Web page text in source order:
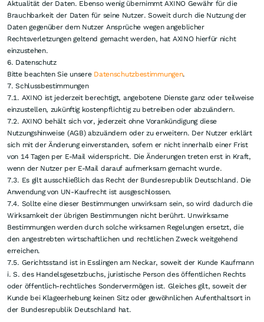
Aktualität der Daten. Ebenso wenig übernimmt AXINO Gewähr für die
Brauchbarkeit der Daten für seine Nutzer. Soweit durch die Nutzung der
Daten gegenüber dem Nutzer Ansprüche wegen angeblicher
Rechtsverletzungen geltend gemacht werden, hat AXINO hierfür nicht
einzustehen.
6. Datenschutz
Bitte beachten Sie unsere Datenschutzbestimmungen.
7. Schlussbestimmungen
7.1. AXINO ist jederzeit berechtigt, angebotene Dienste ganz oder teilweise
einzustellen, zukünftig kostenpflichtig zu betreiben oder abzuändern.
7.2. AXINO behält sich vor, jederzeit ohne Vorankündigung diese
Nutzungshinweise (AGB) abzuändern oder zu erweitern. Der Nutzer erklärt
sich mit der Änderung einverstanden, sofern er nicht innerhalb einer Frist
von 14 Tagen per E-Mail widerspricht. Die Änderungen treten erst in Kraft,
wenn der Nutzer per E-Mail darauf aufmerksam gemacht wurde.
7.3. Es gilt ausschließlich das Recht der Bundesrepublik Deutschland. Die
Anwendung von UN-Kaufrecht ist ausgeschlossen.
7.4. Sollte eine dieser Bestimmungen unwirksam sein, so wird dadurch die
Wirksamkeit der übrigen Bestimmungen nicht berührt. Unwirksame
Bestimmungen werden durch solche wirksamen Regelungen ersetzt, die
den angestrebten wirtschaftlichen und rechtlichen Zweck weitgehend
erreichen.
7.5. Gerichtsstand ist in Esslingen am Neckar, soweit der Kunde Kaufmann
i. S. des Handelsgesetzbuchs, juristische Person des öffentlichen Rechts
oder öffentlich-rechtliches Sondervermögen ist. Gleiches gilt, soweit der
Kunde bei Klageerhebung keinen Sitz oder gewöhnlichen Aufenthaltsort in
der Bundesrepublik Deutschland hat.